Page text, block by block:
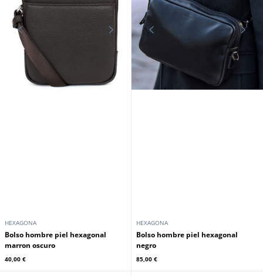
HEXAGONA
Bolso hombre piel hexagonal
marron oscuro
40,00 €
HEXAGONA
Bolso hombre piel hexagonal
negro
85,00 €